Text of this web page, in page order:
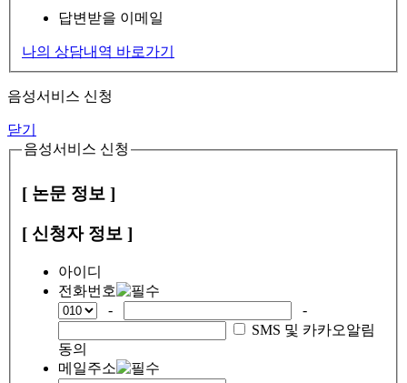
답변받을 이메일
나의 상담내역 바로가기
음성서비스 신청
닫기
음성서비스 신청
[ 논문 정보 ]
[ 신청자 정보 ]
아이디
전화번호
-
-
SMS 및 카카오알림
동의
메일주소